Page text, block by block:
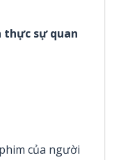
thực sự quan
của người